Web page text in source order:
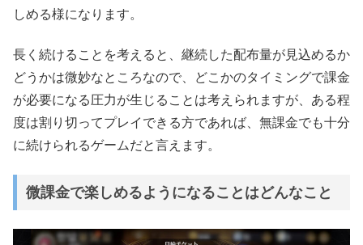
しめる様になります。
長く続けることを考えると、継続した配布量が見込めるか
どうかは微妙なところなので、どこかのタイミングで課金
が必要になる圧力が生じることは考えられますが、ある程
度は割り切ってプレイできる方であれば、無課金でも十分
に続けられるゲームだと言えます。
微課金で楽しめるようになることはどんなこと